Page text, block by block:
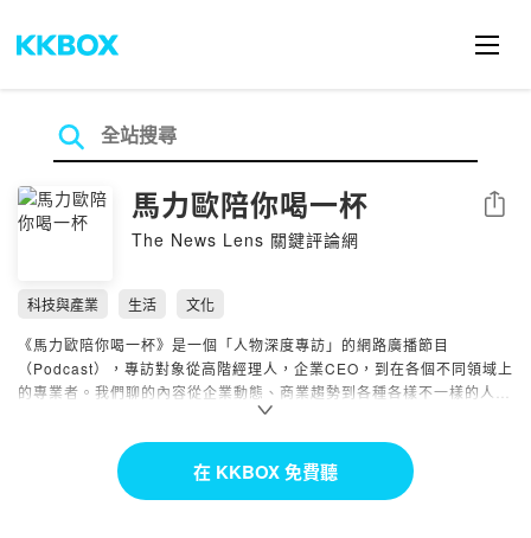
馬力歐陪你喝一杯
The News Lens 關鍵評論網
分享
科技與產業 生活
文化
《馬力歐陪你喝一杯》是一個「人物深度專訪」的網路廣播節目
（Podcast），專訪對象從高階經理人，企業CEO，到在各個不同領域上
的專業者。我們聊的內容從企業動態、商業趨勢到各種各樣不一樣的人生
故事。希望透過他們的分享，可以帶給你不同觀點與思考模式，還有追求
在這裡，我們喝的不是酒也不是水，而是各種關於人生的滋味。
在 KKBOX 免費聽